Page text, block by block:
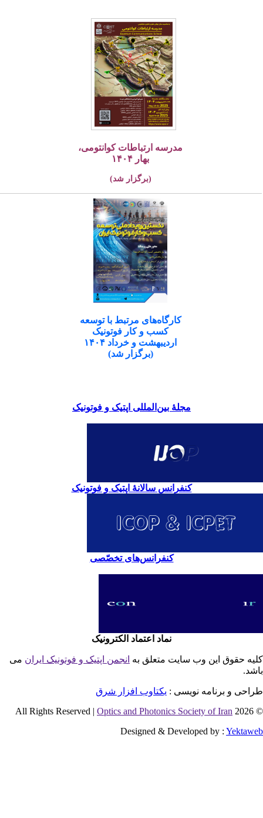
مدرسه ارتباطات کوانتومی،
بهار ۱۴۰۴
(برگزار شد)
کارگاه‌های مرتبط با توسعه
کسب و کار فوتونیک
اردیبهشت و خرداد ۱۴۰۴
(برگزار شد)
مجلۀ بین‌المللی اپتیک و فوتونیک
کنفرانس سالانۀ اپتیک و فوتونیک
کنفرانس‌های تخصّصی
نماد اعتماد الکترونیک
حقوق این وب سایت متعلق بهانجمن اپتیک و فوتونیک ایران می
و برنامه نویسی : یکتاوب افزار شرق
©
Optics and Photonics Society of Iran
Designed & Developed by :